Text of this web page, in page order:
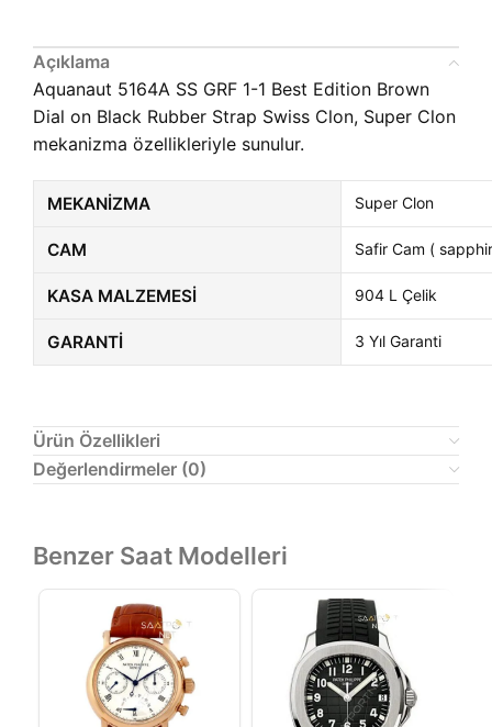
Açıklama
Aquanaut 5164A SS GRF 1-1 Best Edition Brown
Dial on Black Rubber Strap Swiss Clon, Super Clon
mekanizma özellikleriyle sunulur.
MEKANIZMA Super Clon
CAM Safir Cam (
KASA MALZEMESI 904 L Çelik
GARANTI 3 Yıl Garanti
Ürün Özellikleri
Değerlendirmeler (0)
Benzer Saat Modelleri